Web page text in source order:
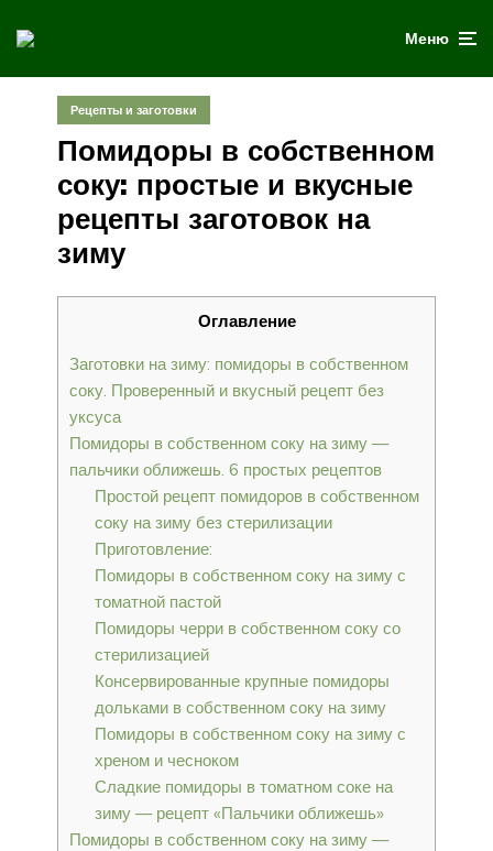
Меню
Рецепты и заготовки
Помидоры в собственном
соку: простые и вкусные
рецепты заготовок на
зиму
Оглавление
Заготовки на зиму: помидоры в собственном
соку. Проверенный и вкусный рецепт без
уксуса
Помидоры в собственном соку на зиму —
пальчики оближешь. 6 простых рецептов
Простой рецепт помидоров в собственном
соку на зиму без стерилизации
Приготовление:
Помидоры в собственном соку на зиму с
томатной пастой
Помидоры черри в собственном соку со
стерилизацией
Консервированные крупные помидоры
дольками в собственном соку на зиму
Помидоры в собственном соку на зиму с
хреном и чесноком
Сладкие помидоры в томатном соке на
зиму — рецепт «Пальчики оближешь»
Помидоры в собственном соку на зиму —